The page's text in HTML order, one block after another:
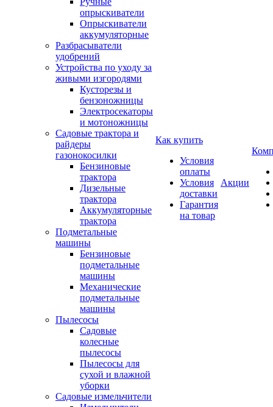
опрыскиватели
Опрыскиватели
аккумуляторные
Разбрасыватели
удобрений
Устройства по уходу за
живыми изгородями
Кусторезы и
бензоножницы
Электросекаторы
и мотоножницы
Садовые трактора и
райдеры
газонокосилки
Бензиновые
трактора
Дизельные
трактора
Аккумуляторные
трактора
Подметальные
машины
Бензиновые
подметальные
машины
Механические
подметальные
машины
Пылесосы
Садовые
колесные
пылесосы
Пылесосы для
сухой и влажной
уборки
Садовые измельчители
Как купить
Условия
оплаты
Условия
доставки
Гарантия
на товар
Акции